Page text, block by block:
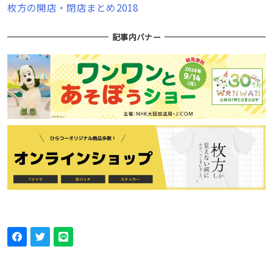
枚方の開店・閉店まとめ2018
記事内バナー